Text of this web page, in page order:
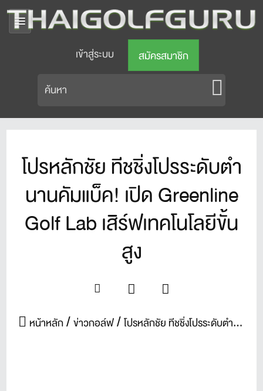
เข้าสู่ระบบ สมัครสมาชิก
โปรหลักชัย ทีชชิ่งโปรระดับตำ
นานคัมแบ็ค! เปิด Greenline
Golf Lab เสิร์ฟเทคโนโลยีขั้น
สูง
หน้าหลัก ข่าวกอล์ฟ โปรหลักชัย ทีชชิ่งโปรระดับตำนานคัมแบ็ค! เปิด Greenline Golf Lab เสิร์ฟเทคโนโลยีขั้นสูง